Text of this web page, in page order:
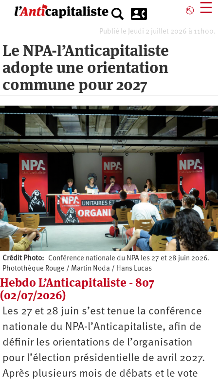
⎋ ☰
Publié le Jeudi 2 juillet 2026 à 11h00.
Le NPA-l’Anticapitaliste
adopte une orientation
commune pour 2027
Crédit Photo
Conférence nationale du NPA les 27 et 28 juin 2026.
Photothèque Rouge / Martin Noda / Hans Lucas
Hebdo L’Anticapitaliste - 807
(02/07/2026)
Les 27 et 28 juin s’est tenue la conférence
nationale du NPA-l’Anticapitaliste, afin de
définir les orientations de l’organisation
pour l’élection présidentielle de avril 2027.
Après plusieurs mois de débats et le vote